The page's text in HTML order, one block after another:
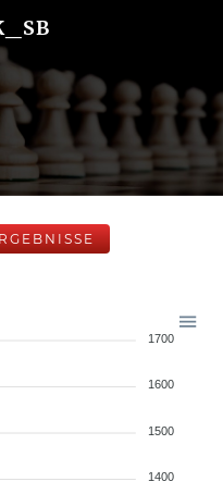
1700
1600
1500
1400